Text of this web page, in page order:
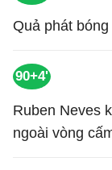
Quả phát
90+4'
Ruben Neves
ngoài vòng